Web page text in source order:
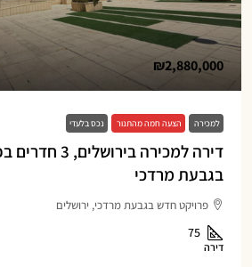
₪2,880,000
למכירה הצעה חמה מהתנור נכס בלעדי
דירה למכירה
בגבעת מרדכי
פרויקט חדש בגבעת מרדכי, ירושלים
75
דירה